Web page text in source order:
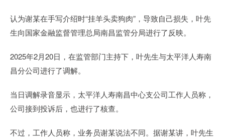
认为谢某在手写介绍时“挂羊头卖狗肉”，导致自己损失，叶先
生向国家金融监督管理总局南昌监管分局进行了反映。
2025年2月20日，在监管部门主持下，叶先生与太平洋人寿南
昌分公司进行了调解。
当日调解录音显示，太平洋人寿南昌中心支公司工作人员称，
公司接到投诉后，也进行了核查。
不过，工作人员称，业务员谢某说法不同。据谢某讲，叶先生